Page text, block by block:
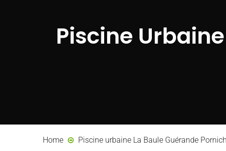
Piscine
Home Piscine urbaine La Baule Guérande